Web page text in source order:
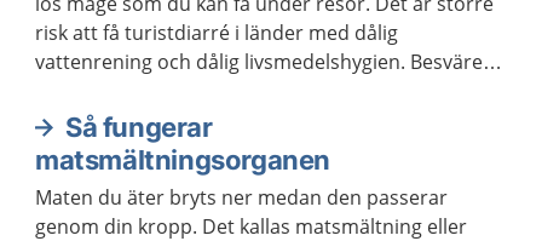
risk att få turistdiarré i länder med dålig
vattenrening och dålig livsmedelshygien. Besvären
Så fungerar
matsmältningsorganen
Maten du äter bryts ner medan den passerar
genom din kropp. Det kallas matsmältning eller